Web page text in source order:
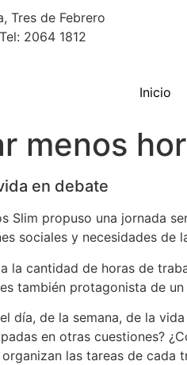
Tres de Febrero
Tel: 2064 1812
Inicio
menos
en debate
Slim propuso una jornada
sociales y necesidades de
la cantidad de horas de
también protagonista de
día, de la semana, de la
en otras cuestiones?
organizan las tareas de